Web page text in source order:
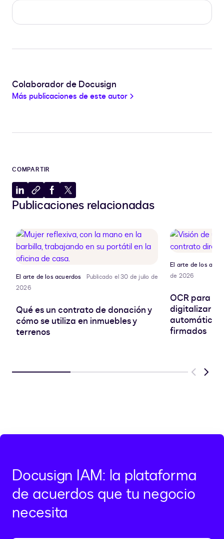
Colaborador de Docusign
Más publicaciones de este autor
COMPARTIR
Compartir
en
Copiar
al
Compartir
en
Compartir
en
Publicaciones relacionadas
El arte de los acuerdos
Publicado el 30 de julio de
2026
Qué es un contrato de donación y
cómo se utiliza en inmuebles y
terrenos
El arte de los
de 2026
OCR para
digitalizar y
firmados
Previous
Next
Docusign IAM: la plataforma
de acuerdos que tu negocio
necesita